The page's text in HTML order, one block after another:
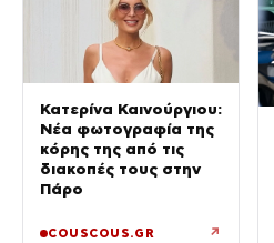
Κατερίνα Καινούργιου:
Νέα φωτογραφία της
κόρης της από τις
διακοπές τους στην
Πάρο
COUSCOUS.GR ↗